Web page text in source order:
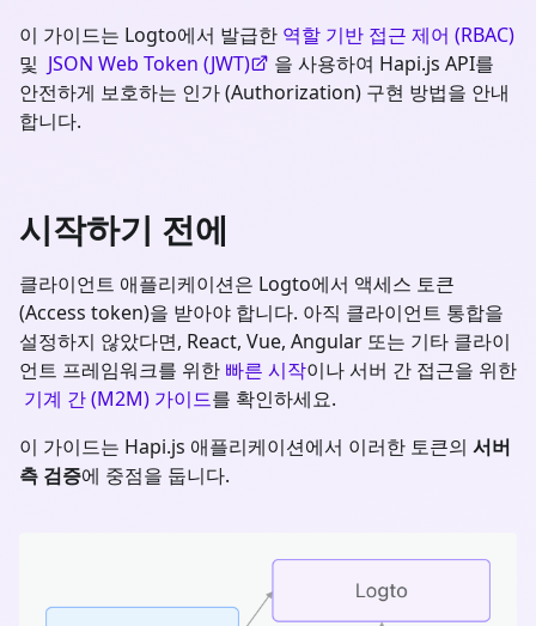
이 가이드는 Logto에서 발급한 역할 기반 접근 제어 (RBAC)
및 JSON Web Token (JWT)
을 사용하여 Hapi.js API를
안전하게 보호하는 인가 (Authorization) 구현 방법을 안내
합니다.
시작하기 전에
클라이언트 애플리케이션은 Logto에서 액세스 토큰
(Access token)을 받아야 합니다. 아직 클라이언트 통합을
설정하지 않았다면, React, Vue, Angular 또는 기타 클라이
언트 프레임워크를 위한 빠른 시작이나 서버 간 접근을 위한
기계 간 (M2M) 가이드를 확인하세요.
이 가이드는 Hapi.js 애플리케이션에서 이러한 토큰의 서버
측 검증에 중점을 둡니다.